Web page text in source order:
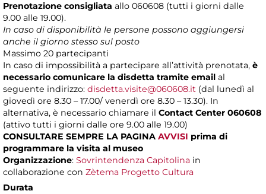
Prenotazione consigliata allo 060608 (tutti i giorni dalle
9.00 alle 19.00).
In caso di disponibilità le persone possono aggiungersi
anche il giorno stesso sul posto
Massimo 20 partecipanti
In caso di impossibilità a partecipare all’attività prenotata, è
necessario comunicare la disdetta tramite email al
seguente indirizzo: disdetta.visite@060608.it (dal lunedì al
giovedì ore 8.30 – 17.00/ venerdì ore 8.30 – 13.30). In
alternativa, è necessario chiamare il Contact Center 060608
(attivo tutti i giorni dalle ore 9.00 alle 19.00)
CONSULTARE SEMPRE LA PAGINA AVVISI prima di
programmare la visita al museo
Organizzazione: Sovrintendenza Capitolina in
collaborazione con Zètema Progetto Cultura
Durata